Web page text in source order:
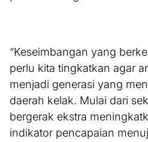
“Keseimbangan yang
perlu kita tingkatkan agar
menjadi generasi yang
daerah kelak. Mulai dari
bergerak ekstra
indikator pencapaian